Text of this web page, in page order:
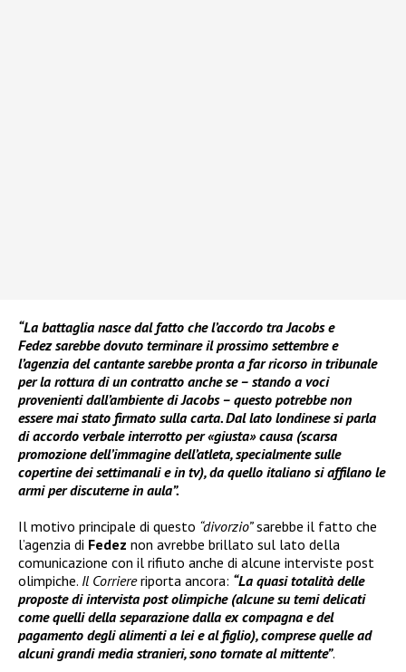
“La battaglia nasce dal fatto che l’accordo tra Jacobs e
Fedez sarebbe dovuto terminare il prossimo settembre e
l’agenzia del cantante sarebbe pronta a far ricorso in tribunale
per la rottura di un contratto anche se – stando a voci
provenienti dall’ambiente di Jacobs – questo potrebbe non
essere mai stato firmato sulla carta. Dal lato londinese si parla
di accordo verbale interrotto per «giusta» causa (scarsa
promozione dell’immagine dell’atleta, specialmente sulle
copertine dei settimanali e in tv), da quello italiano si affilano le
armi per discuterne in aula”.
Il motivo principale di questo “divorzio”sarebbe il fatto che
l’agenzia di Fedez non avrebbe brillato sul lato della
comunicazione con il rifiuto anche di alcune interviste post
olimpiche. Il Corriereriporta ancora: “La quasi totalità delle
proposte di intervista post olimpiche (alcune su temi delicati
come quelli della separazione dalla ex compagna e del
pagamento degli alimenti a lei e al figlio), comprese quelle ad
alcuni grandi media stranieri, sono tornate al mittente”.